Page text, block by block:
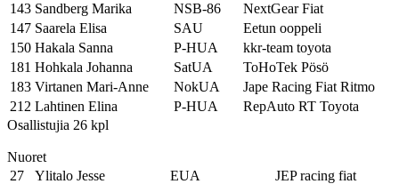
143 Sandberg Marika NSB-86
NextGear Fiat
147 Saarela Elisa SAU
Eetun ooppeli
150 Hakala Sanna P-HUA
kkr-team toyota
181 Hohkala Johanna SatUA
ToHoTek Pösö
183 Virtanen Mari-Anne NokUA
Jape Racing Fiat Ritmo
212 Lahtinen Elina P-HUA
RepAuto RT Toyota
Osallistujia 26 kpl
Nuoret
27
Ylitalo Jesse EUA
JEP racing fiat